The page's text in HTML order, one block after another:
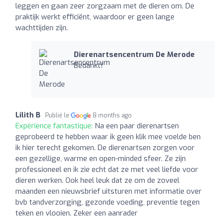
leggen en gaan zeer zorgzaam met de dieren om. De
praktijk werkt efficiënt, waardoor er geen lange
wachttijden zijn.
Dierenartsencentrum De Merode
Bedankt!
Lilith B Publié le 8 months ago
Expérience fantastique: Na een paar dierenartsen
geprobeerd te hebben waar ik geen klik mee voelde ben
ik hier terecht gekomen. De dierenartsen zorgen voor
een gezellige, warme en open-minded sfeer. Ze zijn
professioneel en ik zie echt dat ze met veel liefde voor
dieren werken. Ook heel leuk dat ze om de zoveel
maanden een nieuwsbrief uitsturen met informatie over
bvb tandverzorging, gezonde voeding, preventie tegen
teken en vlooien. Zeker een aanrader